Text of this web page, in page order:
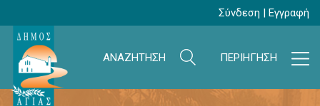
Σύνδεση | Εγγραφή
ΑΝΑΖΗΤΗΣΗ ΠΕΡΙΗΓΗΣΗ